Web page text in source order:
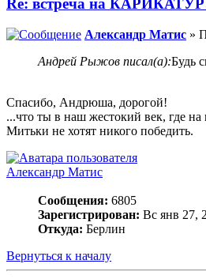
Re: встреча на
Александр Матис »
Андрей Рыжов писал(а):Будь
Спасибо, Андрюша, дорогой!
...что ты в наш жестокий век, где
Митьки не хотят никого победить.
Александр Матис
Сообщения: 6805
Зарегистрирован: Вс янв 27,
Откуда: Берлин
Вернуться к началу